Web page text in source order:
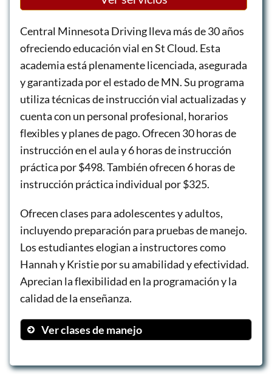
Central Minnesota Driving lleva más de 30 años
ofreciendo educación vial en St Cloud. Esta
academia está plenamente licenciada, asegurada
y garantizada por el estado de MN. Su programa
utiliza técnicas de instrucción vial actualizadas y
cuenta con un personal profesional, horarios
flexibles y planes de pago. Ofrecen 30 horas de
instrucción en el aula y 6 horas de instrucción
práctica por $498. También ofrecen 6 horas de
instrucción práctica individual por $325.
Ofrecen clases para adolescentes y adultos,
incluyendo preparación para pruebas de manejo.
Los estudiantes elogian a instructores como
Hannah y Kristie por su amabilidad y efectividad.
Aprecian la flexibilidad en la programación y la
calidad de la enseñanza.
Ver clases de manejo
Teen Classroom ONLY